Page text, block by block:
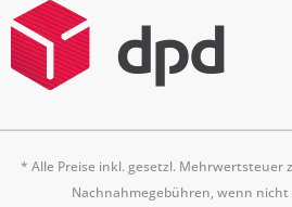
* Alle Preise inkl. gesetzl. Mehrwertsteuer
Nachnahmegebühren, wenn nicht